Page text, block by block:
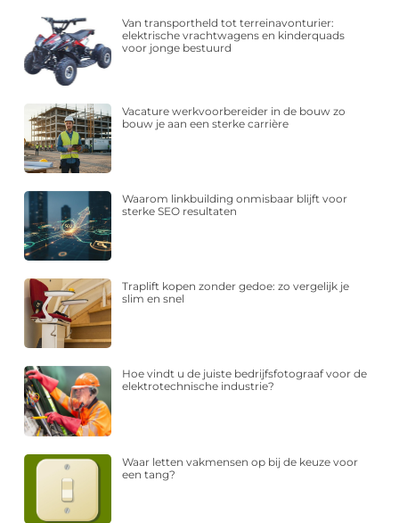
Van transportheld tot terreinavonturier:
elektrische vrachtwagens en kinderquads
voor jonge bestuurd
Vacature werkvoorbereider in de bouw zo
bouw je aan een sterke carrière
Waarom linkbuilding onmisbaar blijft voor
sterke SEO resultaten
Traplift kopen zonder gedoe: zo vergelijk je
slim en snel
Hoe vindt u de juiste bedrijfsfotograaf voor de
elektrotechnische industrie?
Waar letten vakmensen op bij de keuze voor
een tang?